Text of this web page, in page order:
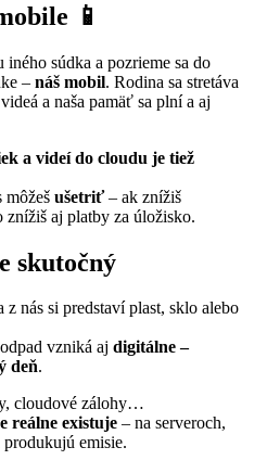
📱
súdka a pozrieme sa do
– náš mobil. Rodina sa stretáva
a naša pamäť sa plní a aj
a videí do cloudu je tiež
môžeš ušetriť– ak znížiš
znížiš aj platby za úložisko.
skutočný
nás si predstaví plast, sklo alebo
vzniká aj digitálne –
deň.
cloudové zálohy…
reálne existuje – na serveroch,
emisie.